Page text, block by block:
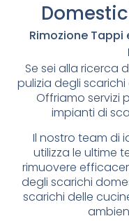
Rimozione
Se sei alla ricerca
pulizia degli
Offriamo servizi
impianti di
Il nostro team di
utilizza le ultime
rimuovere
degli scarichi
scarichi delle